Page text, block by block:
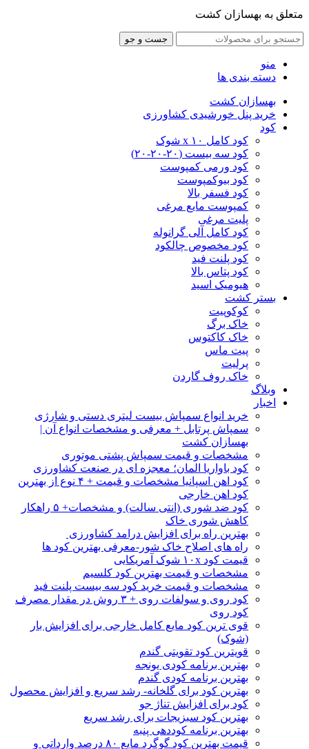
متعلق به بهسازان کشت
جست و جو
منو
دسته بندی ها
بهسازان کشت
خرید پنل خورشیدی کشاورزی
کود
کود کامل ۱۰ x شوک
کود سه بیست (۲۰-۲۰-۲۰)
کود ورمی کمپوست
کود بیوکمپوست
کود فسفر بالا
کمپوست مایع مرغی
پلیت مرغی
کود کامل آلی گرانوله
کود مخصوص چالکود
کود پلنت فید
کود پتاس بالا
هیومیک اسید
بستر کشت
کوکوپیت
خاک برگ
خاک کاکتوس
پیت ماس
پرلیت
خاک روف گاردن
وبلاگ
اخبار
خرید انواع سمپاش بیست لیتری دستی و شارژی
سمپاش پرتابل + معرفی و مشخصات انواع آن |
بهسازان کشت
مشخصات و قیمت سمپاش پشتی موتوری
کود باواریا المان؛ معجزه ای در صنعت کشاورزی
کود اهن اسپانیا مشخصات و قیمت + ۴ نوع از بهترین
کود اهن خارجی
کود ضد شوری (انتی سالت) و مشخصات+ ۵ راهکار
کاهش شوری خاک
بهترین راه برای افزایش درامد کشاورزی
راه های اصلاح خاک شور-معرفی بهترین کود ها
قیمت کود ۱۰x شوک آمریکایی
مشخصات و قیمت بهترین کود کلسیم
مشخصات و قیمت خرید کود سه بیست پلنت فید
کود روی و سولفات روی + ۳ روش در مقدار مصرف
کود روی
قوی ترین کود مایع کامل خارجی برای افزایش بار
(شوک)
قویترین کود تقویتی گندم
بهترین برنامه کودی یونجه
بهترین برنامه کودی گندم
بهترین کود برای گلخانه- رشد سریع و افزایش محصول
کود برای افزایش تناژ جو
بهترین کود سبزیجات برای رشد سریع
بهترین برنامه کوددهی پنبه
قیمت بهترین کود گوگرد مایع ۸۰ درصد وارداتی و